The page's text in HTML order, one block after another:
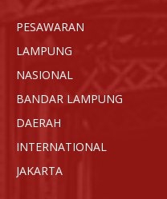
PESAWARAN
LAMPUNG
NASIONAL
BANDAR LAMPUNG
DAERAH
INTERNATIONAL
JAKARTA